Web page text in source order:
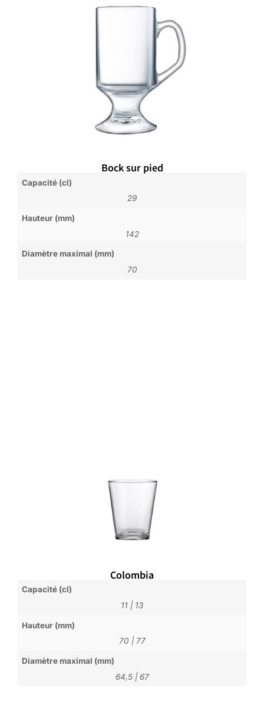
Bock sur pied
Capacité (cl)
29
Hauteur (mm)
142
Diamètre maximal (mm)
70
Colombia
Capacité (cl)
11 | 13
Hauteur (mm)
70 | 77
Diamètre maximal (mm)
64,5| 67